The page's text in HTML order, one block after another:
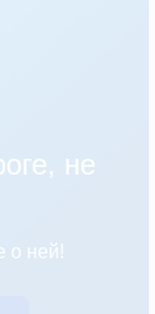
не
о ней!